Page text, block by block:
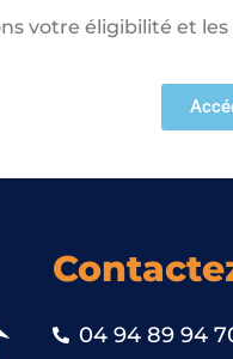
votre éligibilité et
04 94 89 94